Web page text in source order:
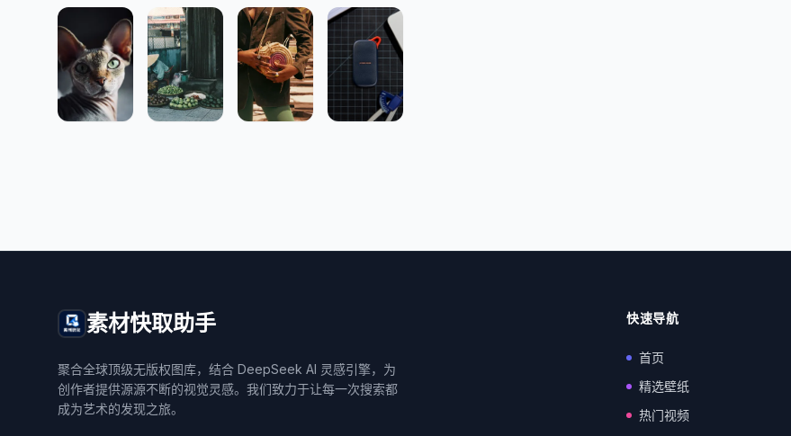
素材快取助手
聚合全球顶级无版权图库，结合 DeepSeek AI 灵感引擎，为
创作者提供源源不断的视觉灵感。我们致力于让每一次搜索都
成为艺术的发现之旅。
快速导航
首页
精选壁纸
热门视频